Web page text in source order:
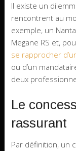
Il existe un
rencontrent au
exemple, un
Megane RS et,
se rapprocher
ou d’un
deux
Le
rassurant
Par définition, un